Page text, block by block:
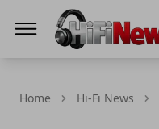
Home Hi-Fi News